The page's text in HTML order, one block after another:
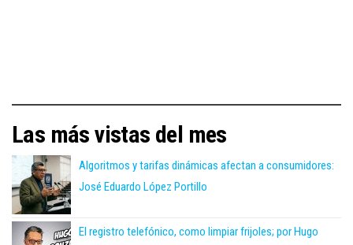
Las más vistas del mes
Algoritmos y tarifas dinámicas afectan a consumidores:
José Eduardo López Portillo
El registro telefónico, como limpiar frijoles; por Hugo